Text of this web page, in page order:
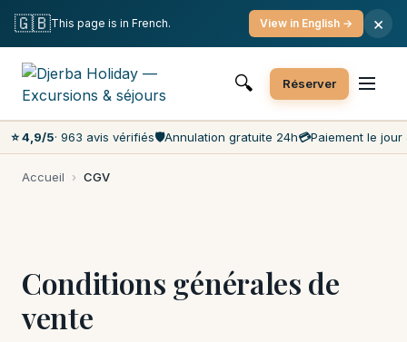
Annulation gratuite
Prix les moins chers du marché
Service client 7j/7
🔍 Réserver
⭐ 4,9/5· 963 avis vérifiés🛡️Annulation gratuite 24h💳Paiement le jour
Accueil › CGV
Conditions générales de
vente
🇬🇧This page is in French. View in English → ×